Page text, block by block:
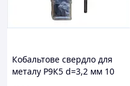
Кобальтове свердло для
металу Р9К5 d=3,2 мм 10